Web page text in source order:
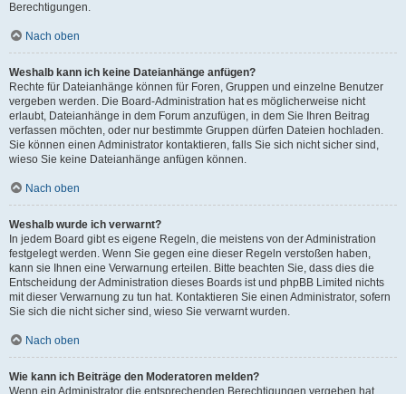
Berechtigungen.
Nach oben
Weshalb kann ich keine Dateianhänge anfügen?
Rechte für Dateianhänge können für Foren, Gruppen und einzelne Benutzer
vergeben werden. Die Board-Administration hat es möglicherweise nicht
erlaubt, Dateianhänge in dem Forum anzufügen, in dem Sie Ihren Beitrag
verfassen möchten, oder nur bestimmte Gruppen dürfen Dateien hochladen.
Sie können einen Administrator kontaktieren, falls Sie sich nicht sicher sind,
wieso Sie keine Dateianhänge anfügen können.
Nach oben
Weshalb wurde ich verwarnt?
In jedem Board gibt es eigene Regeln, die meistens von der Administration
festgelegt werden. Wenn Sie gegen eine dieser Regeln verstoßen haben,
kann sie Ihnen eine Verwarnung erteilen. Bitte beachten Sie, dass dies die
Entscheidung der Administration dieses Boards ist und phpBB Limited nichts
mit dieser Verwarnung zu tun hat. Kontaktieren Sie einen Administrator, sofern
Sie sich die nicht sicher sind, wieso Sie verwarnt wurden.
Nach oben
Wie kann ich Beiträge den Moderatoren melden?
Wenn ein Administrator die entsprechenden Berechtigungen vergeben hat,